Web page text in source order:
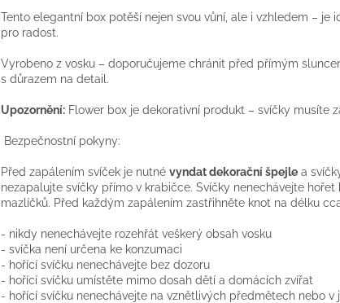
Tento elegantní box potěší nejen svou vůní, ale i vzhledem –
pro radost.
Vyrobeno z vosku – doporučujeme chránit před přímým
s důrazem na detail.
Upozornění: Flower box je dekorativní produkt – svíčky musíte
Bezpečnostní pokyny:
Před zapálením svíček je nutné vyndat dekorační špejle a
nezapalujte svíčky přímo v krabičce. Svíčky nenechávejte
mazlíčků. Před každým zapálením zastřihněte knot na délku
- nikdy nenechávejte rozehřát veškerý obsah vosku
- svíčka není určena ke konzumaci
- hořící svíčku nenechávejte bez dozoru
- hořící svíčku umístěte mimo dosah dětí a domácích zvířat
- hořící svíčku nenechávejte na vznětlivých předmětech nebo